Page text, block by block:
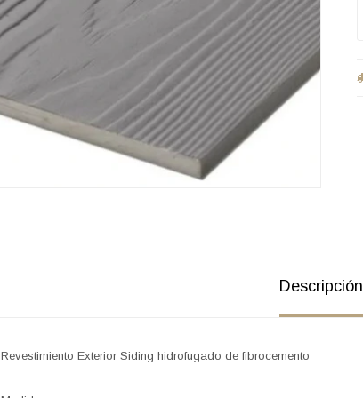
Descripción
Revestimiento Exterior Siding hidrofugado de fibrocemento